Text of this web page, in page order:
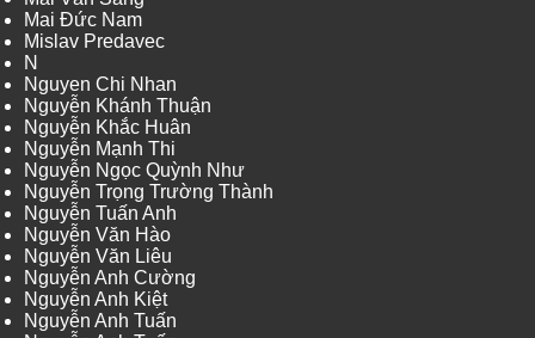
Mai Đức Nam
Mislav Predavec
N
Nguyen Chi Nhan
Nguyễn Khánh Thuận
Nguyễn Khắc Huân
Nguyễn Mạnh Thi
Nguyễn Ngọc Quỳnh Như
Nguyễn Trọng Trường Thành
Nguyễn Tuấn Anh
Nguyễn Văn Hào
Nguyễn Văn Liêu
Nguyễn Anh Cường
Nguyễn Anh Kiệt
Nguyễn Anh Tuấn